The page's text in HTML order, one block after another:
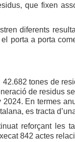
que fixen
diferents
porta a porta
tones de
de residus
En termes
es tracta
reforçant
842 actes